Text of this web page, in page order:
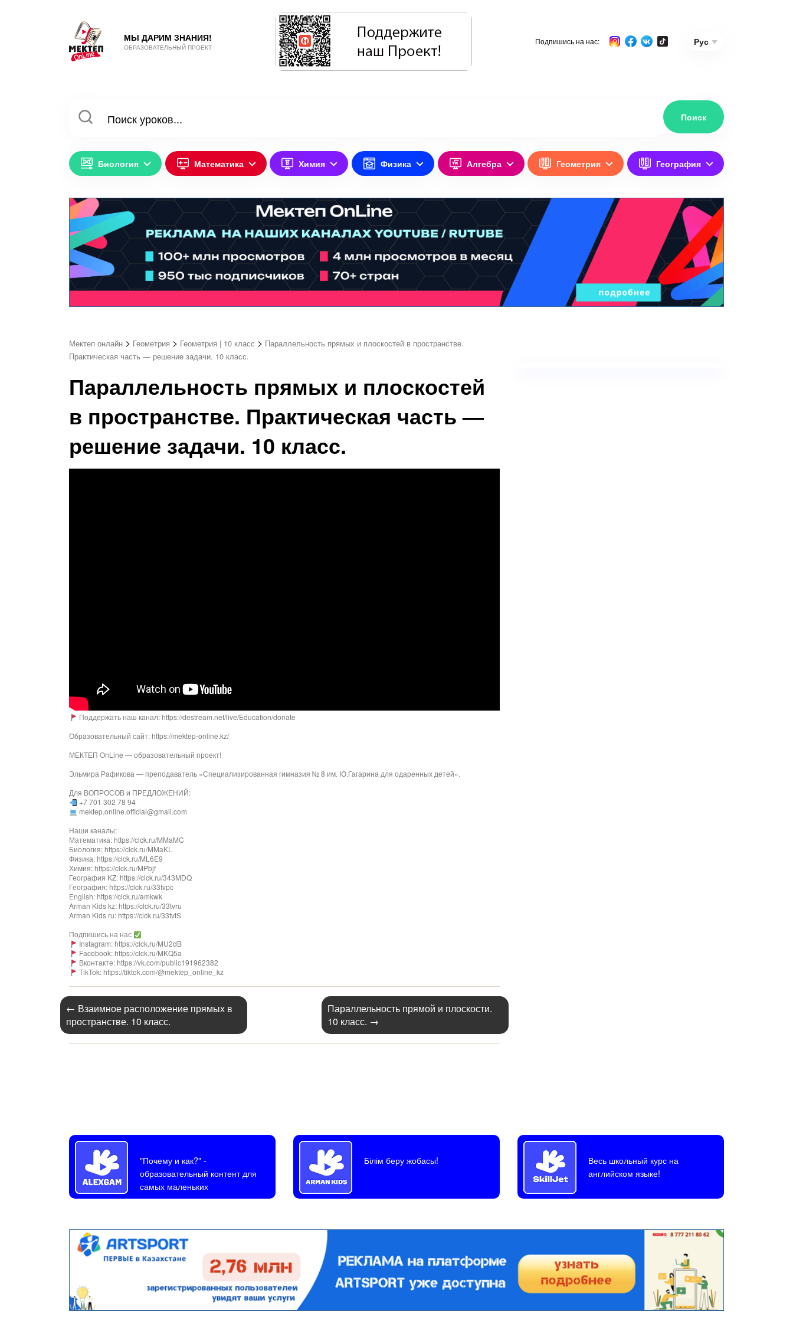
МЫ ДАРИМ ЗНАНИЯ!
ОБРАЗОВАТЕЛЬНЫЙ ПРОЕКТ
Подпишись на нас: Рус
Биология Математика Химия Физика Алгебра Геометрия География
Мектеп онлайн > Геометрия > Геометрия | 10 класс > Параллельность прямых и плоскостей в пространстве.
Практическая часть — решение задачи. 10 класс.
Параллельность прямых и плоскостей
в пространстве. Практическая часть —
решение задачи. 10 класс.
Поддержать наш канал: https://destream.net/live/Education/donate
Образовательный сайт: https://mektep-online.kz/
МЕКТЕП OnLine — образовательный проект!
Эльмира Рафикова — преподаватель «Специализированная гимназия № 8 им. Ю.Гагарина для одаренных детей».
Для ВОПРОСОВ и ПРЕДЛОЖЕНИЙ:
+7 701 302 78 94
mektep.online.official@gmail.com
Наши каналы:
Математика: https://clck.ru/MMaMC
Биология: https://clck.ru/MMaKL
Физика: https://clck.ru/ML6E9
Химия: https://clck.ru/MPbjf
География KZ: https://clck.ru/343MDQ
География: https://clck.ru/33tvpc
English: https://clck.ru/amkwk
Arman Kids kz: https://clck.ru/33tvru
Arman Kids ru: https://clck.ru/33tvtS
Подпишись на нас
Instagram: https://clck.ru/MU2dB
Facebook: https://clck.ru/MKQ5a
Вконтакте: https://vk.com/public191962382
TikTok: https://tiktok.com/@mektep_online_kz
← Взаимное расположение прямых в
пространстве. 10 класс.
Параллельность прямой и плоскости.
10 класс. →
"Почему и как?"-
образовательный контент для
самых маленьких
Білім беру жобасы!
Весь школьный курс на
английском языке!